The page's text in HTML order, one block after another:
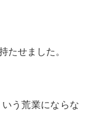
たせました。
う荒業にならな